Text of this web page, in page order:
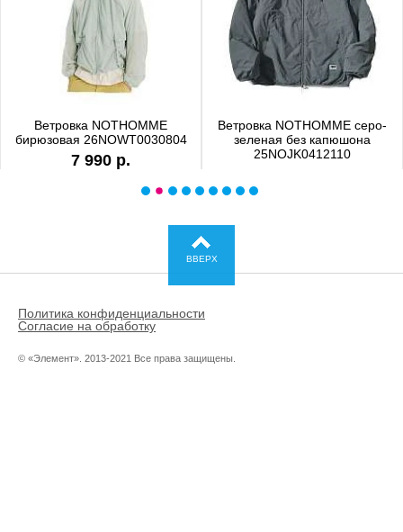
Ветровка NOTHOMME
бирюзовая 26NOWT0030804
7 990 р.
Ветровка NOTHOMME серо-
зеленая без капюшона
25NOJK0412110
ВВЕРХ
Политика конфиденциальности
Согласие на обработку
© «Элемент». 2013-2021 Все права защищены.